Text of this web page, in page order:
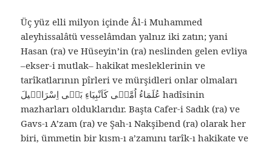
Üç yüz elli milyon içinde Âl-i Muhammed
aleyhissalâtü vesselâmdan yalnız iki zatın; yani
Hasan (ra) ve Hüseyin’in (ra) neslinden gelen evliya
–ekser-i mutlak– hakikat mesleklerinin ve
tarîkatlarının pîrleri ve mürşidleri onlar olmaları
عُلَمَاءُ اُمَّتٖى كَاَنْبِيَاءِ بَنٖى اِسْرَائٖيلَ hadîsinin
mazharları olduklarıdır. Başta Cafer-i Sadık (ra) ve
Gavs-ı A’zam (ra) ve Şah-ı Nakşibend (ra) olarak her
biri, ümmetin bir kısm-ı a’zamını tarîk-ı hakikate ve